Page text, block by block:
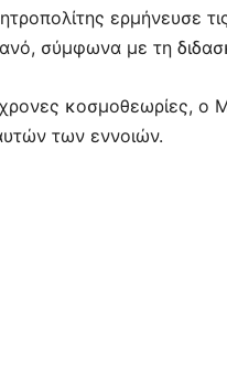
ερμήνευσε
σύμφωνα με τη
κοσμοθεωρίες, ο
των εννοιών.